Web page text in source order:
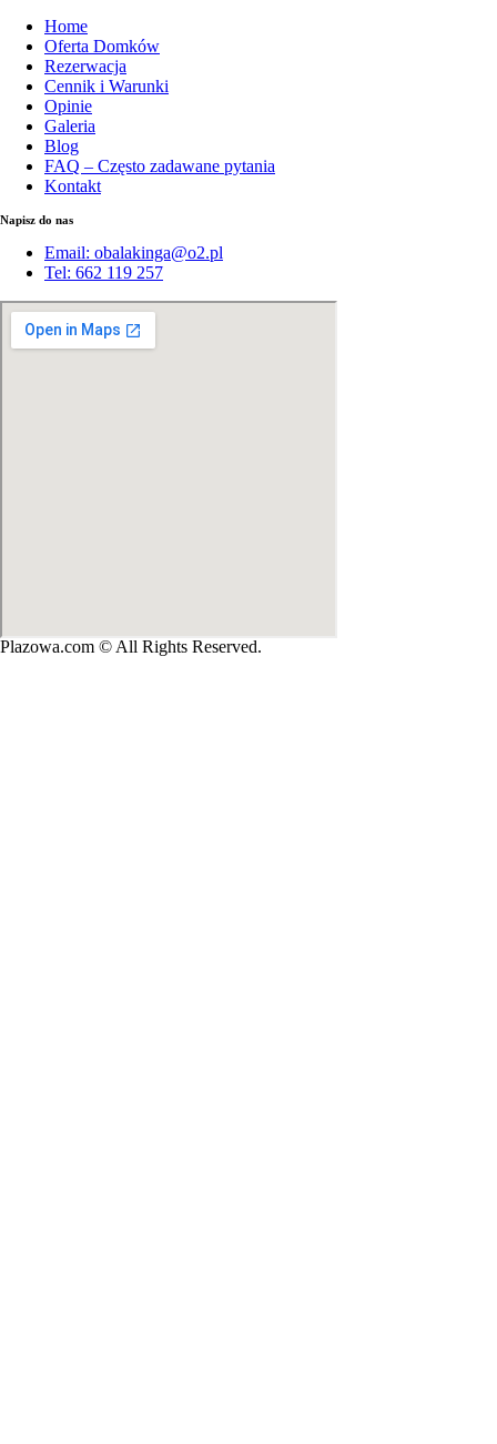
Home
Oferta Domków
Rezerwacja
Cennik i Warunki
Opinie
Galeria
Blog
FAQ – Często zadawane pytania
Kontakt
Napisz do nas
Email: obalakinga@o2.pl
Tel: 662 119 257
Plazowa.com © All Rights Reserved.